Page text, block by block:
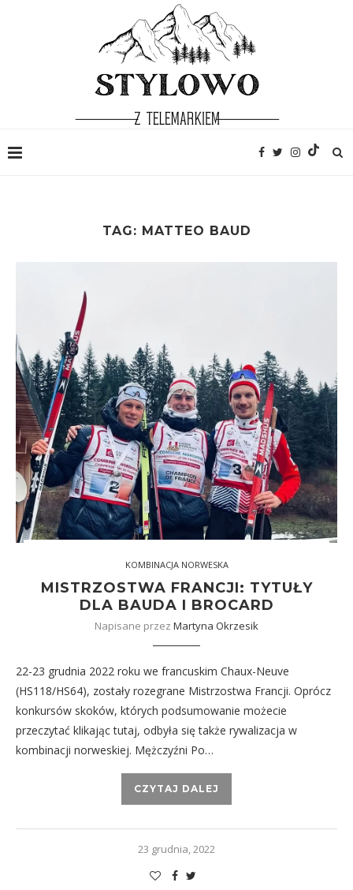
TAG: MATTEO BAUD
KOMBINACJA NORWESKA
MISTRZOSTWA FRANCJI: TYTUŁY
DLA BAUDA I BROCARD
Napisane przez Martyna Okrzesik
22-23 grudnia 2022 roku we francuskim Chaux-Neuve
(HS118/HS64), zostały rozegrane Mistrzostwa Francji. Oprócz
konkursów skoków, których podsumowanie możecie
przeczytać klikając tutaj, odbyła się także rywalizacja w
kombinacji norweskiej. Mężczyźni Po…
CZYTAJ DALEJ
23 grudnia, 2022